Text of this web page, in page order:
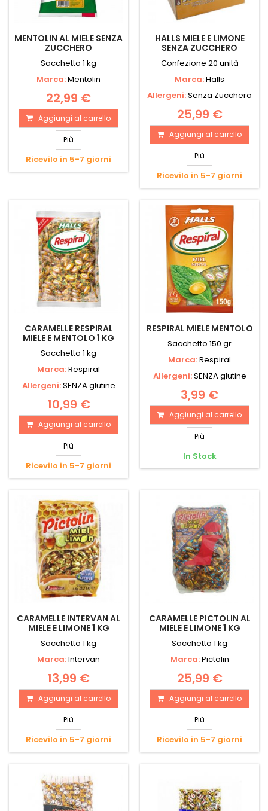
MENTOLIN AL MIELE SENZA
ZUCCHERO
Sacchetto 1 kg
Marca:Mentolin
22,99 €
Aggiungi al carrello
Più
Ricevilo in 5-7 giorni
HALLS MIELE E LIMONE
SENZA ZUCCHERO
Confezione 20 unità
Marca:Halls
Allergeni:Senza Zucchero
25,99 €
Aggiungi al carrello
Più
Ricevilo in 5-7 giorni
CARAMELLE RESPIRAL
MIELE E MENTOLO 1 KG
Sacchetto 1 kg
Marca:Respiral
Allergeni:SENZA glutine
10,99 €
Aggiungi al carrello
Più
Ricevilo in 5-7 giorni
RESPIRAL MIELE MENTOLO
Sacchetto 150 gr
Marca:Respiral
Allergeni:SENZA glutine
3,99 €
Aggiungi al carrello
Più
In Stock
CARAMELLE INTERVAN AL
MIELE E LIMONE 1 KG
Sacchetto 1 kg
Marca:Intervan
13,99 €
Aggiungi al carrello
Più
Ricevilo in 5-7 giorni
CARAMELLE PICTOLIN AL
MIELE E LIMONE 1 KG
Sacchetto 1 kg
Marca:Pictolin
25,99 €
Aggiungi al carrello
Più
Ricevilo in 5-7 giorni